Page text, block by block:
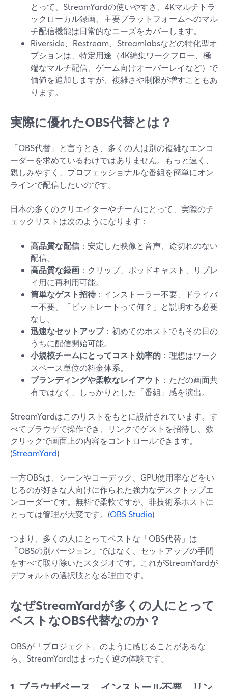
とって、StreamYardの使いやすさ、4Kマルチトラ
ックローカル録画、主要プラットフォームへのマル
チ配信機能は日常的なニーズをカバーします。
Riverside、Restream、Streamlabsなどの特化型オ
プションは、特定用途（4K編集ワークフロー、極
端なマルチ配信、ゲーム向けオーバーレイなど）で
価値を追加しますが、複雑さや制限が増すこともあ
ります。
実際に優れたOBS代替とは？
「OBS代替」と言うとき、多くの人は別の複雑なエンコ
ーダーを求めているわけではありません。もっと速く、
親しみやすく、プロフェッショナルな番組を簡単にオン
ラインで配信したいのです。
日本の多くのクリエイターやチームにとって、実際のチ
ェックリストは次のようになります：
高品質な配信 ：安定した映像と音声、途切れのない
配信。
高品質な録画 ：クリップ、ポッドキャスト、リプレ
イ用に再利用可能。
簡単なゲスト招待 ：インストーラー不要、ドライバ
ー不要、「ビットレートって何？」と説明する必要
なし。
迅速なセットアップ：初めてのホストでもその日の
うちに配信開始可能。
小規模チームにとってコスト効率的 ：理想はワーク
スペース単位の料金体系。
ブランディングや柔軟なレイアウト ：ただの画面共
有ではなく、しっかりとした「番組」感を演出。
StreamYardはこのリストをもとに設計されています。す
べてブラウザで操作でき、リンクでゲストを招待し、数
クリックで画面上の内容をコントロールできます。
(StreamYard)
一方OBSは、シーンやコーデック、GPU使用率などをい
じるのが好きな人向けに作られた強力なデスクトップエ
ンコーダーです。無料で柔軟ですが、非技術系ホストに
とっては管理が大変です。(OBS Studio)
つまり、多くの人にとってベストな「OBS代替」は
「OBSの別バージョン」ではなく、セットアップの手間
をすべて取り除いたスタジオです。これがStreamYardが
デフォルトの選択肢となる理由です。
なぜStreamYardが多くの人にとって
ベストなOBS代替なのか？
OBSが「プロジェクト」のように感じることがあるな
ら、StreamYardはまったく逆の体験です。